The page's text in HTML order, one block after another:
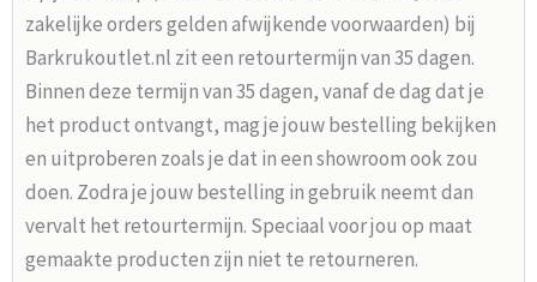
zakelijke orders gelden afwijkende voorwaarden) bij
Barkrukoutlet.nl zit een retourtermijn van 35 dagen.
Binnen deze termijn van 35 dagen, vanaf de dag dat je
het product ontvangt, mag je jouw bestelling bekijken
en uitproberen zoals je dat in een showroom ook zou
doen. Zodra je jouw bestelling in gebruik neemt dan
vervalt het retourtermijn. Speciaal voor jou op maat
gemaakte producten zijn niet te retourneren.